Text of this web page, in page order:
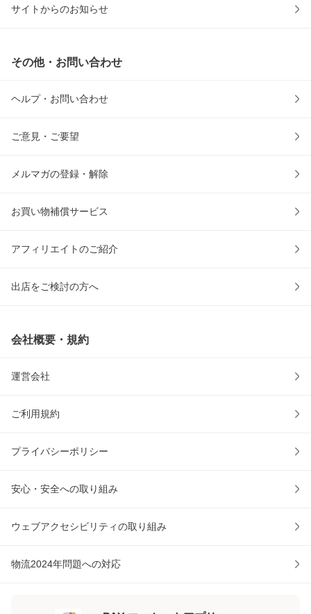
サイトからのお知らせ
その他・お問い合わせ
ヘルプ・お問い合わせ
ご意見・ご要望
メルマガの登録・解除
お買い物補償サービス
アフィリエイトのご紹介
出店をご検討の方へ
会社概要・規約
運営会社
ご利用規約
プライバシーポリシー
安心・安全への取り組み
ウェブアクセシビリティの取り組み
物流2024年問題への対応